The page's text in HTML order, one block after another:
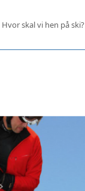
Hvor skal vi hen på ski?